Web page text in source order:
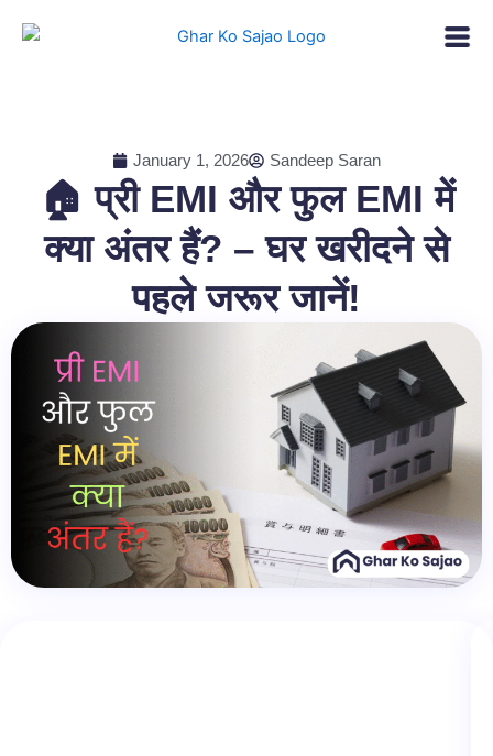
January 1, 2026 Sandeep Saran
🏠 प्री EMI और फुल EMI में
क्या अंतर हैं? – घर खरीदने से
पहले जरूर जानें!